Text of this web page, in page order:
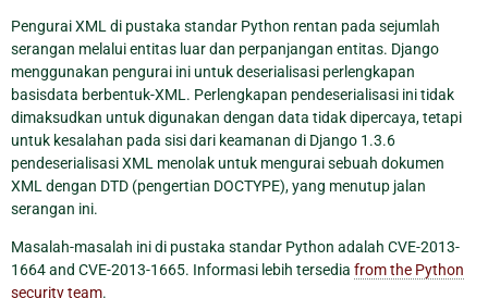
Pengurai XML di pustaka standar Python rentan pada sejumlah
serangan melalui entitas luar dan perpanjangan entitas. Django
menggunakan pengurai ini untuk deserialisasi perlengkapan
basisdata berbentuk-XML. Perlengkapan pendeserialisasi ini tidak
dimaksudkan untuk digunakan dengan data tidak dipercaya, tetapi
untuk kesalahan pada sisi dari keamanan di Django 1.3.6
pendeserialisasi XML menolak untuk mengurai sebuah dokumen
XML dengan DTD (pengertian DOCTYPE), yang menutup jalan
serangan ini.
Masalah-masalah ini di pustaka standar Python adalah CVE-2013-
1664 and CVE-2013-1665. Informasi lebih tersedia from the Python
security team.